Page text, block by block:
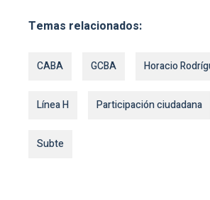
Temas relacionados:
CABA GCBA Horacio
Línea H Participación ciudadana
Subte